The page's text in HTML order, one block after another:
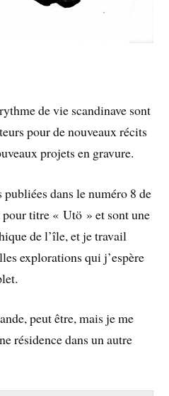
de vie scandinave sont
pour de nouveaux récits
projets en gravure.
dans le numéro 8 de
pour titre « Utö » et sont une
de l’île, et je travail
explorations qui j’espère
peut être, mais je me
résidence dans un autre